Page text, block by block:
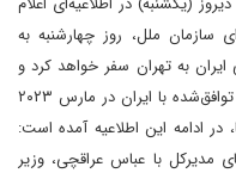
سازمان ملل، روز چهارشنبه به
به تهران سفر خواهد کرد و
درباره تمام جنبه‌های مربوط به بیانیه مشترک توافق‌شده با ایران در مارس ۲۰۲۳
ادامه این اطلاعیه آمده است:
مدیرکل با عباس عراقچی، وزیر